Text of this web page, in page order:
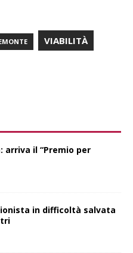
VIABILITÀ
arriva il “Premio per
in difficoltà salvata